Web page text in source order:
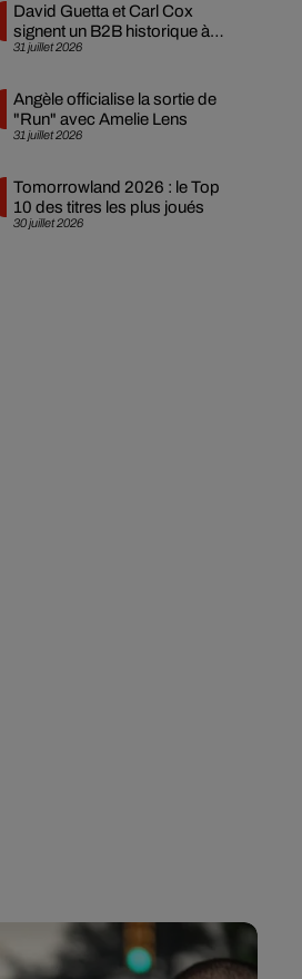
31 juillet 2026
David Guetta et Carl Cox
signent un B2B historique à
Ibiza
31 juillet 2026
Angèle officialise la sortie de
"Run" avec Amelie Lens
30 juillet 2026
Tomorrowland 2026 : le Top
10 des titres les plus joués